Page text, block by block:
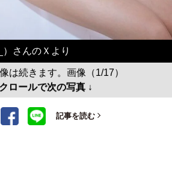
さんのＸより
は続きます。画像（1/17）
ロールで次の写真 ↓
記事を読む